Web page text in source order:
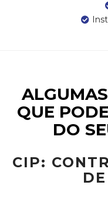
QUE
DO
CIP: